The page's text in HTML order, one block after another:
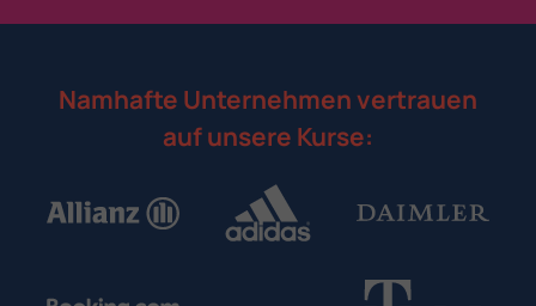
Namhafte Unternehmen vertrauen
auf unsere Kurse: